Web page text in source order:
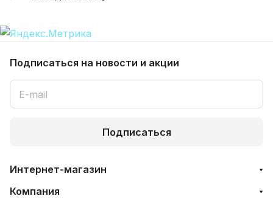
Подписаться на новости и акции
Подписаться
Интернет-магазин
Компания